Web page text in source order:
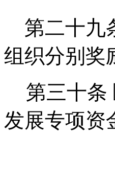
第二十九
组织分别奖
第三十条
发展专项资